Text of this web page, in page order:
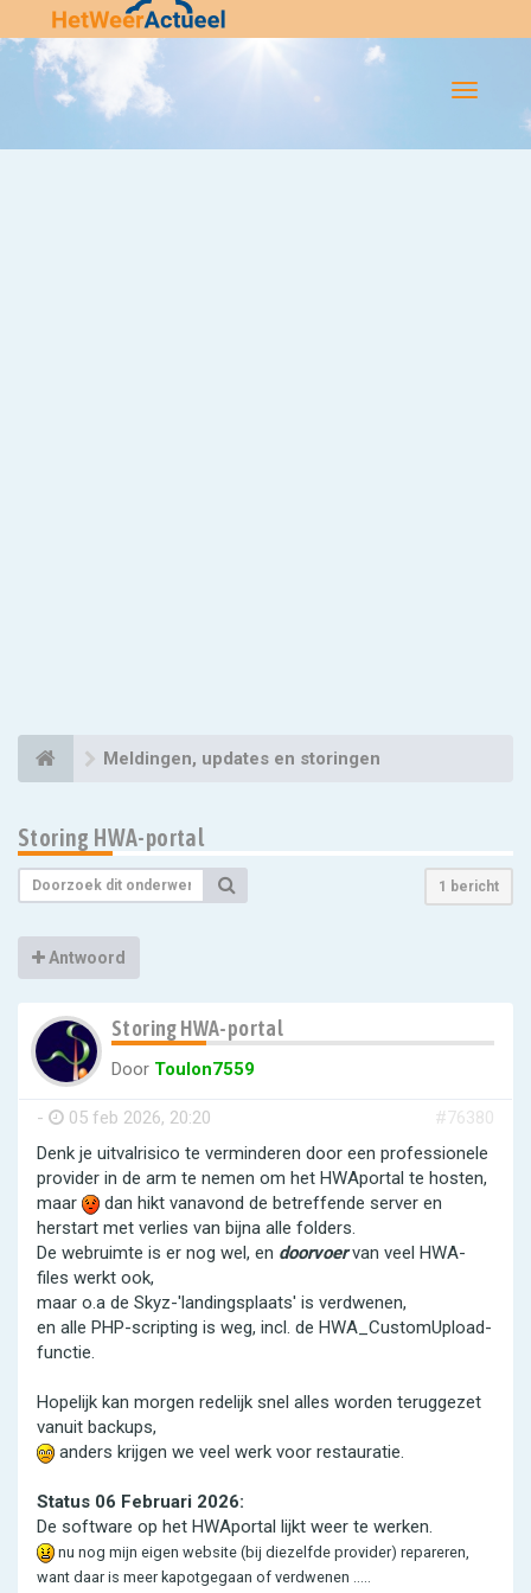
Flip-
Meldingen, updates en storingen
Storing HWA-portal
1 bericht
Antwoord
Storing HWA-portal
Door Toulon7559
- 05 feb 2026, 20:20
#76380
Denk je uitvalrisico te verminderen door een professionele
provider in de arm te nemen om het HWAportal te hosten,
maar
dan hikt vanavond de betreffende server en
herstart met verlies van bijna alle folders.
De webruimte is er nog wel, en doorvoervan veel HWA-
files werkt ook,
maar o.a de Skyz-'landingsplaats' is verdwenen,
en alle PHP-scripting is weg, incl. de HWA_CustomUpload-
functie.
Hopelijk kan morgen redelijk snel alles worden teruggezet
vanuit backups,
anders krijgen we veel werk voor restauratie.
Status 06 Februari 2026:
De software op het HWAportal lijkt weer te werken.
nu nog mijn eigen website (bij diezelfde provider) repareren,
want daar is meer kapotgegaan of verdwenen .....